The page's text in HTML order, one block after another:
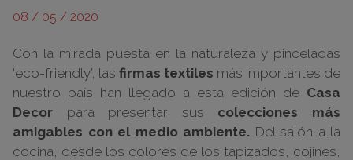
08 / 05 / 2020
Con la mirada puesta en la naturaleza y pinceladas
‘eco-friendly’, las firmas textiles más importantes de
nuestro país han llegado a esta edición de Casa
Decor para presentar sus colecciones más
amigables con el medio ambiente. Del salón a la
cocina, desde los colores de los tapizados, cojines,